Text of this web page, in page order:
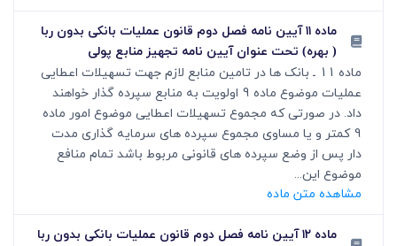
ماده ۱۱ آیین نامه فصل دوم قانون عملیات بانکی بدون ربا
( بهره) تحت عنوان آیین نامه تجهیز منابع پولی
ماده 11 ـ بانک ها در تامین منابع لازم جهت تسهیلات اعطایی
عملیات موضوع ماده 9 اولویت به منابع سپرده گذار خواهند
داد. در صورتی که مجموع تسهیلات اعطایی موضوع امور ماده
9 کمتر و یا مساوی مجموع سپرده های سرمایه گذاری مدت
دار پس از وضع سپرده های قانونی مربوط باشد تمام منافع
موضوع این...
مشاهده متن ماده
ماده ۱۲ آیین نامه فصل دوم قانون عملیات بانکی بدون ربا